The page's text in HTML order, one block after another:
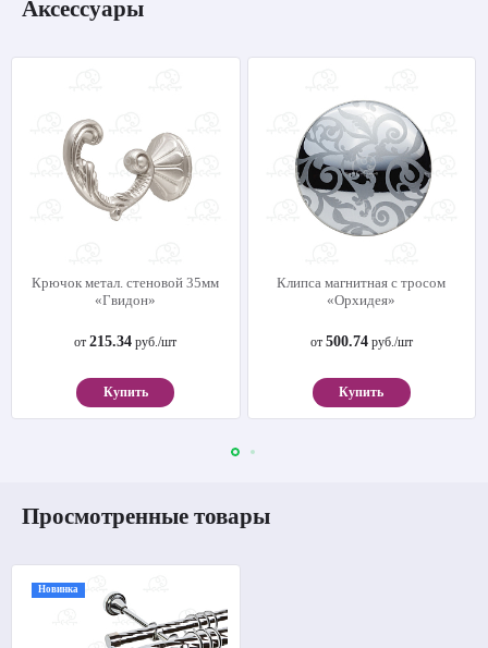
Аксессуары
Крючок метал. стеновой 35мм
«Гвидон»
от215.34 руб./шт
Купить
Клипса магнитная с тросом
«Орхидея»
от 500.74руб./шт
Купить
Просмотренные товары
Новинка